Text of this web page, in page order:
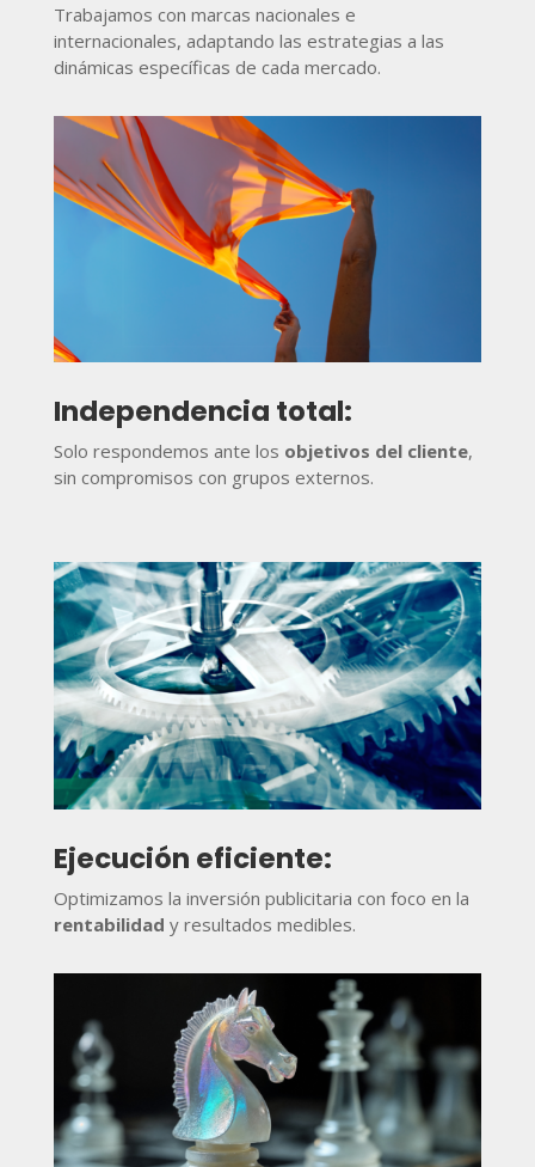
Trabajamos con marcas nacionales e
internacionales, adaptando las estrategias a las
dinámicas específicas de cada mercado.
Independencia total:
Solo respondemos ante los objetivos del cliente,
sin compromisos con grupos externos.
Ejecución eficiente:
Optimizamos la inversión publicitaria con foco en la
rentabilidad y resultados medibles.